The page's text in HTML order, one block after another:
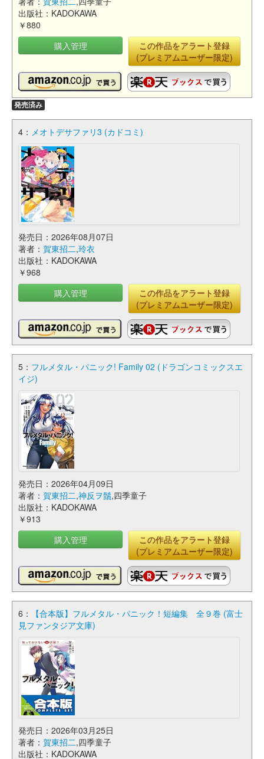
出版社：KADOKAWA
￥880
購入管理
この作品をアラート登録
(プレミアムユーザー限定)
発売済み
4： メオトデサファリ3 (カドコミ)
発売日：2026年08月07日
著者： 賀東招二,玲衣
出版社：KADOKAWA
￥968
購入管理
この作品をアラート登録
(プレミアムユーザー限定)
5： フルメタル・パニック! Family 02 (ドラゴンコミックスエ
イジ)
発売日：2026年04月09日
著者： 賀東招二,神反ヲ鬚,四季童子
出版社：KADOKAWA
￥913
購入管理
この作品をアラート登録
(プレミアムユーザー限定)
6：
【合本版】フルメタル・パニック！短編集 全９巻 (富士
見ファンタジア文庫)
発売日：2026年03月25日
著者： 賀東招二,四季童子
出版社：KADOKAWA